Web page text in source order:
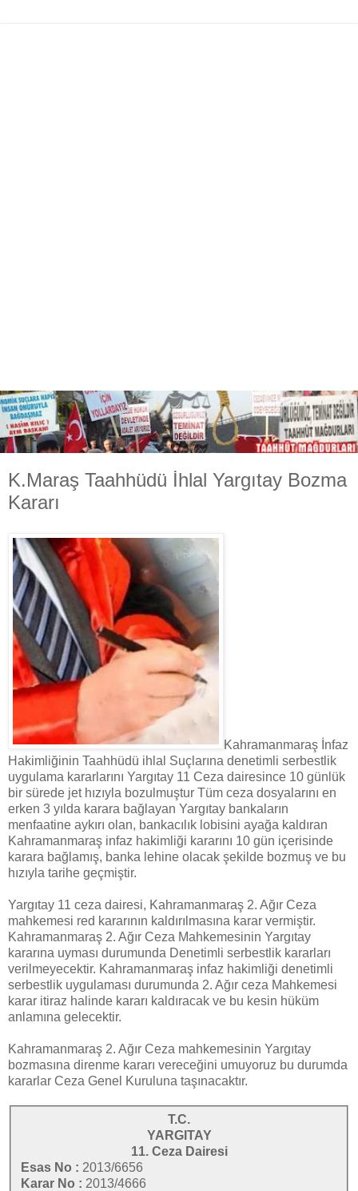
K.Maraş Taahhüdü İhlal Yargıtay Bozma
Kararı
Kahramanmaraş İnfaz
Hakimliğinin Taahhüdü ihlal Suçlarına denetimli serbestlik
uygulama kararlarını Yargıtay 11 Ceza dairesince 10 günlük
bir sürede jet hızıyla bozulmuştur Tüm ceza dosyalarını en
erken 3 yılda karara bağlayan Yargıtay bankaların
menfaatine aykırı olan, bankacılık lobisini ayağa kaldıran
Kahramanmaraş infaz hakimliği kararını 10 gün içerisinde
karara bağlamış, banka lehine olacak şekilde bozmuş ve bu
hızıyla tarihe geçmiştir.
Yargıtay 11 ceza dairesi, Kahramanmaraş 2. Ağır Ceza
mahkemesi red kararının kaldırılmasına karar vermiştir.
Kahramanmaraş 2. Ağır Ceza Mahkemesinin Yargıtay
kararına uyması durumunda Denetimli serbestlik kararları
verilmeyecektir. Kahramanmaraş infaz hakimliği denetimli
serbestlik uygulaması durumunda 2. Ağır ceza Mahkemesi
karar itiraz halinde kararı kaldıracak ve bu kesin hüküm
anlamına gelecektir.
Kahramanmaraş 2. Ağır Ceza mahkemesinin Yargıtay
bozmasına direnme kararı vereceğini umuyoruz bu durumda
kararlar Ceza Genel Kuruluna taşınacaktır.
T.C.
YARGITAY
11. Ceza Dairesi
Esas No : 2013/6656
Karar No : 2013/4666